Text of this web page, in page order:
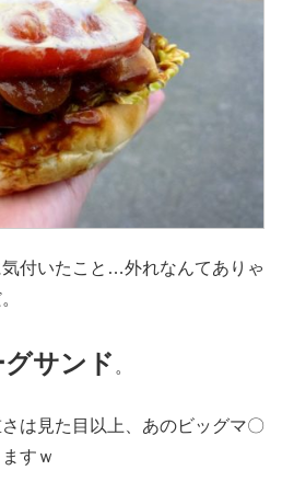
付いたこと…外れなんてありゃ
サンド 。
は見た目以上、あのビッグマ〇
すｗ